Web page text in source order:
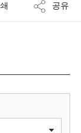
공유